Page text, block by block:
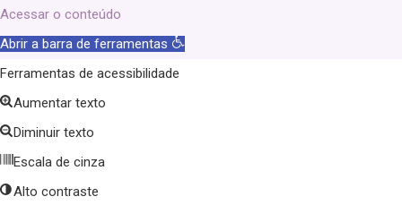
Acessar o conteúdo
Abrir a barra de ferramentas
Ferramentas de acessibilidade
Aumentar texto
Diminuir texto
Escala de cinza
Alto contraste